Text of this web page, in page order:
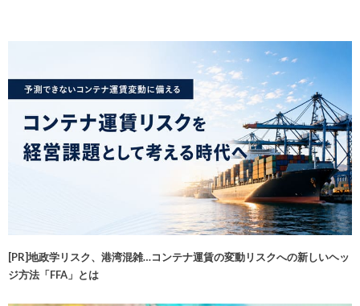
[PR]地政学リスク、港湾混雑…コンテナ運賃の変動リスクへの新しいヘッ
ジ方法「FFA」とは